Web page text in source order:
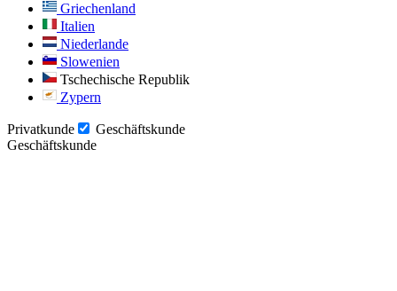
Griechenland
Italien
Niederlande
Slowenien
Tschechische Republik
Zypern
Privatkunde
Geschäftskunde
Geschäftskunde